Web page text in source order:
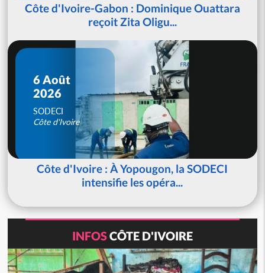
Côte d'Ivoire-Gabon : Dominique Ouattara
reçoit Zita Oligu...
6 Août
2026
SODECI
Côte d'Ivoire
Côte d'Ivoire : À Yopougon, la SODECI
intensifie les opéra...
INFOSCÔTE D'IVOIRE